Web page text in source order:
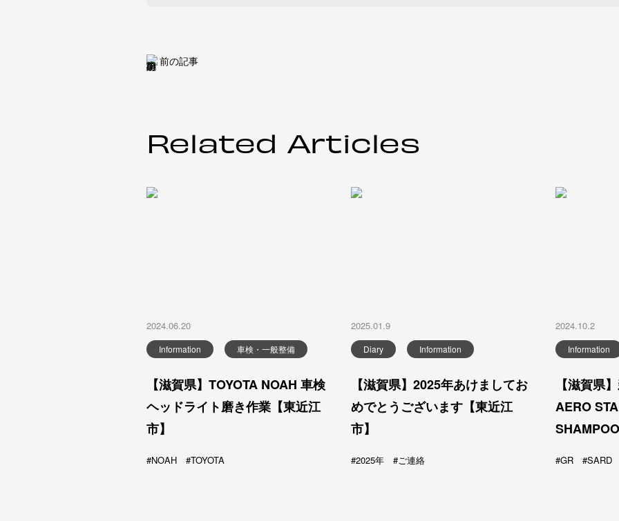
前の記事
Related Articles
2024.06.20
Information 車検・一般整備
【滋賀県】TOYOTA NOAH 車検
ヘッドライト磨き作業【東近江
市】
NOAH TOYOTA
2025.01.9
Diary Information
【滋賀県】2025年あけましてお
めでとうございます【東近江
市】
2025年 ご連絡
2024.10.2
Information
【滋賀県
AERO
GR SARD